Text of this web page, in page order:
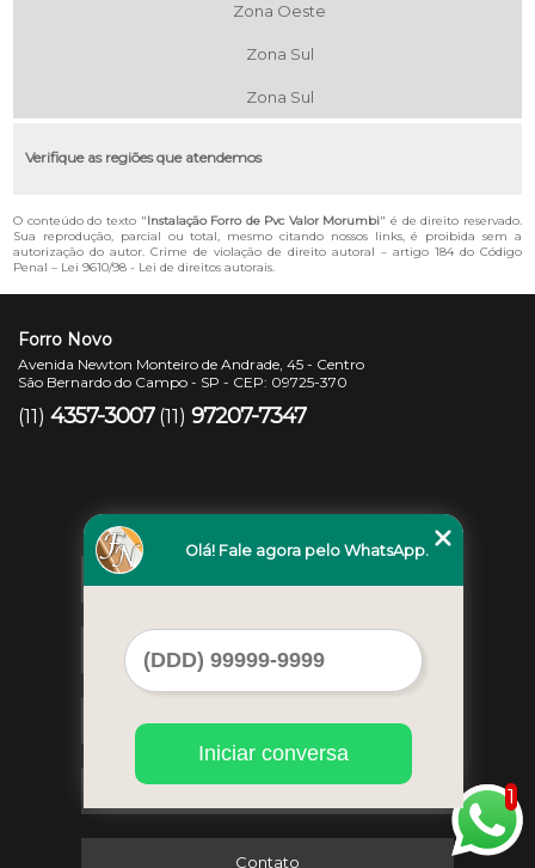
Zona Oeste
Zona Sul
Zona Sul
Verifique as regiões que atendemos
O conteúdo do texto "Instalação Forro de Pvc Valor Morumbi" é de direito reservado.
Sua reprodução, parcial ou total, mesmo citando nossos links, é proibida sem a
autorização do autor. Crime de violação de direito autoral – artigo 184 do Código
Penal – Lei 9610/98 - Lei de direitos autorais.
Forro Novo
Avenida Newton Monteiro de Andrade, 45 - Centro
São Bernardo do Campo - SP - CEP: 09725-370
(11) 4357-3007 (11) 97207-7347
Empresa
Missão
Contato
1
Olá! Fale agora pelo WhatsApp.
Iniciar conversa